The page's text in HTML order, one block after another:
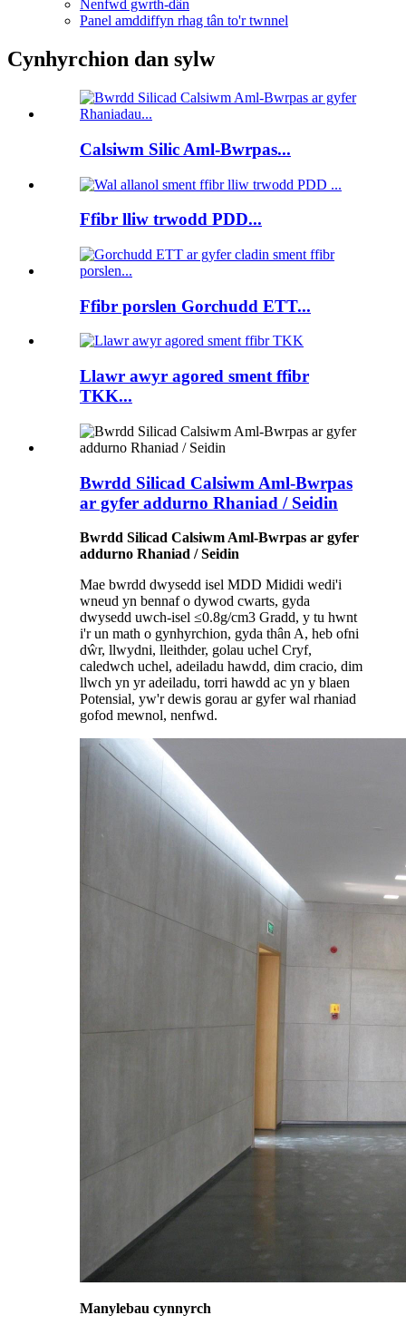
Nenfwd gwrth-dân
Panel amddiffyn rhag tân to'r twnnel
Cynhyrchion dan sylw
Calsiwm Silic Aml-Bwrpas...
Ffibr lliw trwodd PDD...
Ffibr porslen Gorchudd ETT...
Llawr awyr agored sment ffibr
TKK...
Bwrdd Silicad Calsiwm Aml-Bwrpas
ar gyfer addurno Rhaniad / Seidin
Bwrdd Silicad Calsiwm Aml-Bwrpas ar gyfer
addurno Rhaniad / Seidin
Mae bwrdd dwysedd isel MDD Mididi wedi'i
wneud yn bennaf o dywod cwarts, gyda
dwysedd uwch-isel ≤0.8g/cm3 Gradd, y tu hwnt
i'r un math o gynhyrchion, gyda thân A, heb ofni
dŵr, llwydni, lleithder, golau uchel Cryf,
caledwch uchel, adeiladu hawdd, dim cracio, dim
llwch yn yr adeiladu, torri hawdd ac yn y blaen
Potensial, yw'r dewis gorau ar gyfer wal rhaniad
gofod mewnol, nenfwd.
Manylebau cynnyrch